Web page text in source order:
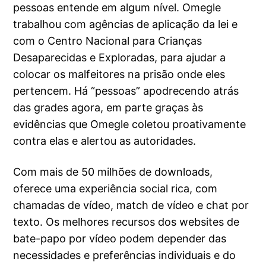
pessoas entende em algum nível. Omegle
trabalhou com agências de aplicação da lei e
com o Centro Nacional para Crianças
Desaparecidas e Exploradas, para ajudar a
colocar os malfeitores na prisão onde eles
pertencem. Há “pessoas” apodrecendo atrás
das grades agora, em parte graças às
evidências que Omegle coletou proativamente
contra elas e alertou as autoridades.
Com mais de 50 milhões de downloads,
oferece uma experiência social rica, com
chamadas de vídeo, match de vídeo e chat por
texto. Os melhores recursos dos websites de
bate-papo por vídeo podem depender das
necessidades e preferências individuais e do